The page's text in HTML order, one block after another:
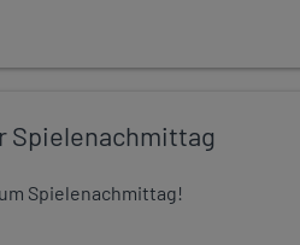
Spielenachmittag
Spielenachmittag!